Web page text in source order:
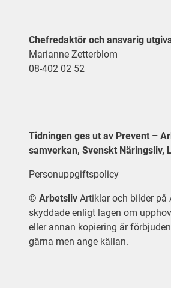
Chefredaktör och ansvarig
Marianne Zetterblom
08-402 02 52
Tidningen ges ut av Prevent –
samverkan, Svenskt Näringsliv,
Personuppgiftspolicy
© Arbetsliv Artiklar och bilder på
skyddade enligt lagen om
eller annan kopiering är
gärna men ange källan.